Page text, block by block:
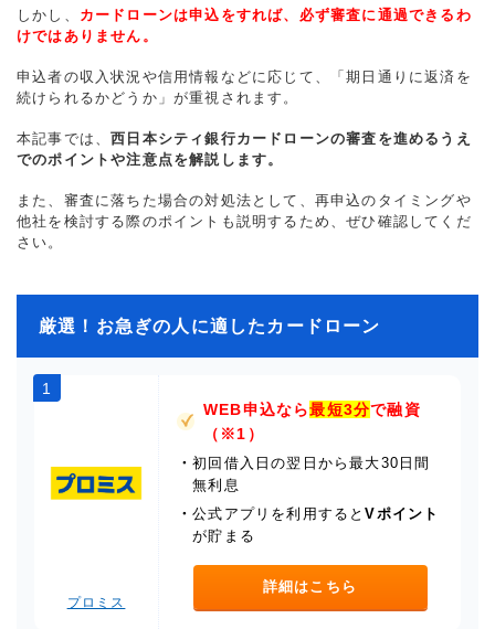
しかし、 カードローンは申込をすれば、必ず審査に通過できるわ
けではありません。
申込者の収入状況や信用情報などに応じて、「期日通りに返済を
続けられるかどうか」が重視されます。
本記事では、西日本シティ銀行カードローンの審査を進めるうえ
でのポイントや注意点を解説します。
また、審査に落ちた場合の対処法として、再申込のタイミングや
他社を検討する際のポイントも説明するため、ぜひ確認してくだ
さい。
厳選！お急ぎの人に適したカードローン
1
プロミス
WEB申込なら最短3分で融資
（※1）
・初回借入日の翌日から最大30日間
無利息
・公式アプリを利用するとVポイント
が貯まる
詳細はこちら